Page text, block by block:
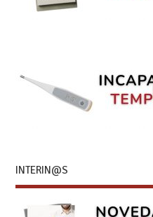
INTERIN@S